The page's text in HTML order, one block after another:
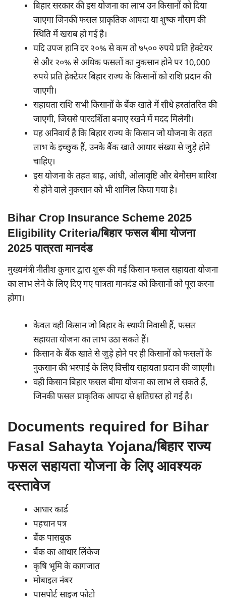
बिहार सरकार की इस योजना का लाभ उन किसानों को दिया
जाएगा जिनकी फसल प्राकृतिक आपदा या शुष्क मौसम की
स्थिति में खराब हो गई है।
यदि उपज हानि दर २०% से कम तो ७५०० रुपये प्रति हेक्टेयर
से और २०% से अधिक फसलों का नुकसान होने पर 10,000
रुपये प्रति हेक्टेयर बिहार राज्य के किसानों को राशि प्रदान की
जाएगी।
सहायता राशि सभी किसानों के बैंक खाते में सीधे हस्तांतरित की
जाएगी, जिससे पारदर्शिता बनाए रखने में मदद मिलेगी।
यह अनिवार्य है कि बिहार राज्य के किसान जो योजना के तहत
लाभ के इच्छुक हैं, उनके बैंक खाते आधार संख्या से जुड़े होने
चाहिए।
इस योजना के तहत बाढ़, आंधी, ओलावृष्टि और बेमौसम बारिश
से होने वाले नुकसान को भी शामिल किया गया है।
Bihar Crop Insurance Scheme 2025
Eligibility Criteria/बिहार फसल बीमा योजना
2025 पात्रता मानदंड
मुख्यमंत्री नीतीश कुमार द्वारा शुरू की गई किसान फसल सहायता योजना
का लाभ लेने के लिए दिए गए पात्रता मानदंड को किसानों को पूरा करना
होगा।
केवल वही किसान जो बिहार के स्थायी निवासी हैं, फसल
सहायता योजना का लाभ उठा सकते हैं।
किसान के बैंक खाते से जुड़े होने पर ही किसानों को फसलों के
नुकसान की भरपाई के लिए वित्तीय सहायता प्रदान की जाएगी।
वही किसान बिहार फसल बीमा योजना का लाभ ले सकते हैं,
जिनकी फसल प्राकृतिक आपदा से क्षतिग्रस्त हो गई है।
Documents required for Bihar
Fasal Sahayta Yojana/बिहार राज्य
फसल सहायता योजना के लिए आवश्यक
दस्तावेज
आधार कार्ड
पहचान पत्र
बैंक पासबुक
बैंक का आधार लिंकेज
कृषि भूमि के कागजात
मोबाइल नंबर
पासपोर्ट साइज फोटो